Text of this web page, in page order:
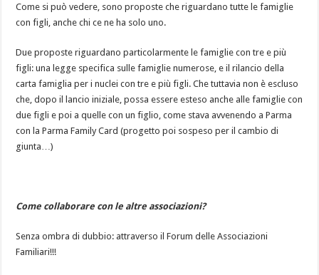
Come si può vedere, sono proposte che riguardano tutte le famiglie
con figli, anche chi ce ne ha solo uno.
Due proposte riguardano particolarmente le famiglie con tre e più
figli: una legge specifica sulle famiglie numerose, e il rilancio della
carta famiglia per i nuclei con tre e più figli. Che tuttavia non è escluso
che, dopo il lancio iniziale, possa essere esteso anche alle famiglie con
due figli e poi a quelle con un figlio, come stava avvenendo a Parma
con la Parma Family Card (progetto poi sospeso per il cambio di
giunta…)
Come collaborare con le altre associazioni?
Senza ombra di dubbio: attraverso il Forum delle Associazioni
Familiari!!!